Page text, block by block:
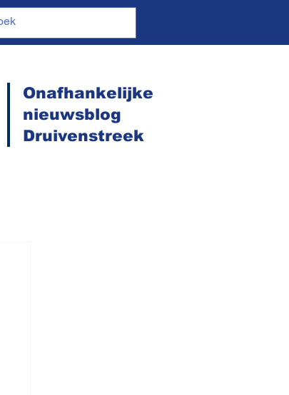
Onafhankelijke
nieuwsblog
Druivenstreek